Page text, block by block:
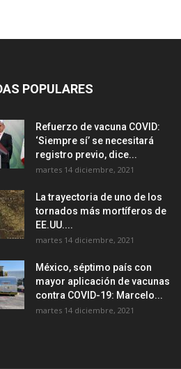
POPULARES
Refuerzo de vacuna COVID:
‘Siempre sí’ se necesitará
registro previo, dice...
martes 14 diciembre, 2021
La trayectoria de uno de los
tornados más mortíferos de
EE.UU....
martes 14 diciembre, 2021
México, séptimo país con
mayor aplicación de vacunas
contra COVID-19: Marcelo...
martes 14 diciembre, 2021